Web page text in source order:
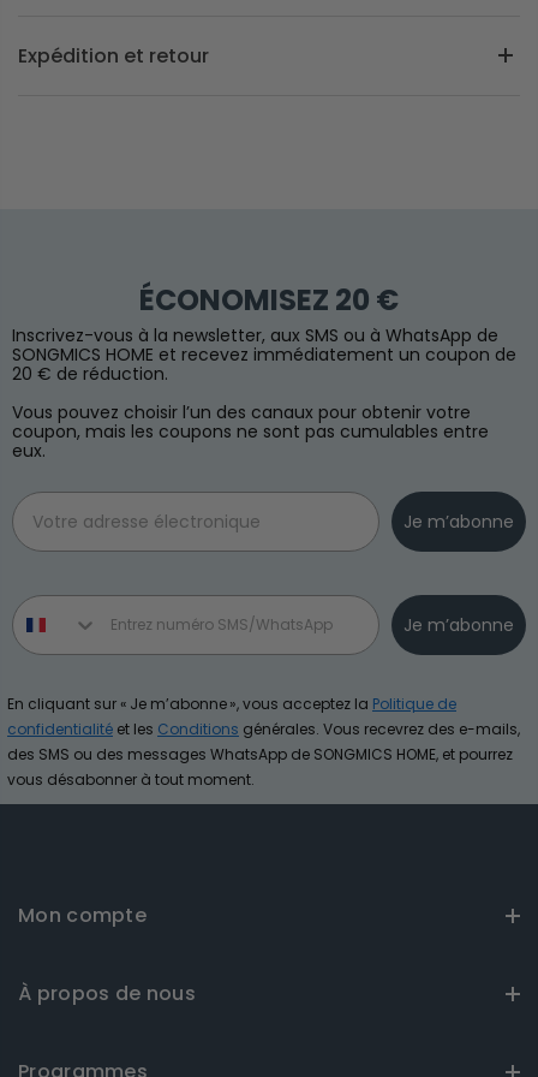
Expédition et retour
ÉCONOMISEZ 20 €
Inscrivez-vous à la newsletter, aux SMS ou à WhatsApp de
SONGMICS HOME et recevez immédiatement un coupon de
20 € de réduction.
Vous pouvez choisir l’un des canaux pour obtenir votre
coupon, mais les coupons ne sont pas cumulables entre
eux.
Email
Je m’abonne
Phone number
Je m’abonne
En cliquant sur « Je m’abonne », vous acceptez la Politique de
confidentialité et les Conditions générales. Vous recevrez des e-mails,
des SMS ou des messages WhatsApp de SONGMICS HOME, et pourrez
vous désabonner à tout moment.
Mon compte
À propos de nous